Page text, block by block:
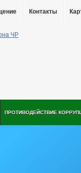
Контакты
ПРОТИВОДЕЙСТВИЕ